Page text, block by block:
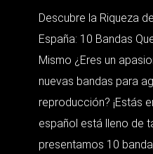
Descubre la Riqueza
España: 10 Bandas
Mismo ¿Eres un
nuevas bandas para
reproducción? ¡Estás
español está lleno de
presentamos 10